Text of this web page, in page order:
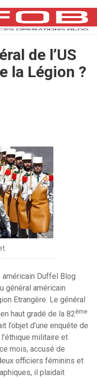
de l’US
la Légion ?
Duffel Blog
général américain
Etrangère. Le général
haut gradé de la 82ème
l’objet d’une enquête de
militaire et
mois, accusé de
officiers féminins et
il plaidait